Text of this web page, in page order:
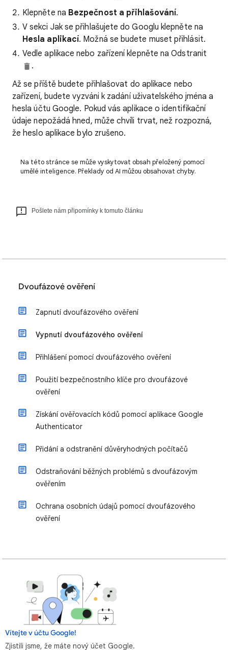
Klepněte na Bezpečnost a přihlašování.
V sekci Jak se přihlašujete do Googlu klepněte na
Hesla aplikací. Možná se budete muset přihlásit.
Vedle aplikace nebo zařízení klepněte na Odstranit
.
Až se příště budete přihlašovat do aplikace nebo
zařízení, budete vyzváni k zadání uživatelského jména a
hesla účtu Google. Pokud vás aplikace o identifikační
údaje nepožádá hned, může chvíli trvat, než rozpozná,
že heslo aplikace bylo zrušeno.
Na této stránce se může vyskytovat obsah přeložený pomocí
umělé inteligence. Překlady od AI můžou obsahovat chyby.
Pošlete nám připomínky k tomuto článku
Dvoufázové ověření
Zapnutí dvoufázového ověření
Vypnutí dvoufázového ověření
Přihlášení pomocí dvoufázového ověření
Použití bezpečnostního klíče pro dvoufázové
ověření
Získání ověřovacích kódů pomocí aplikace Google
Authenticator
Přidání a odstranění důvěryhodných počítačů
Odstraňování běžných problémů s dvoufázovým
ověřením
Ochrana osobních údajů pomocí dvoufázového
ověření
Vítejte v účtu Google!
Zjistili jsme, že máte nový účet Google.